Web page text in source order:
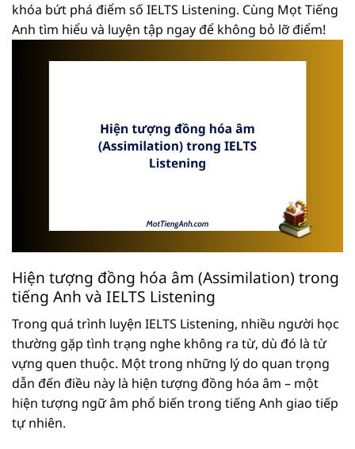
khóa bứt phá điểm số IELTS Listening. Cùng Mọt Tiếng
Anh tìm hiểu và luyện tập ngay để không bỏ lỡ điểm!
Hiện tượng đồng hóa âm (Assimilation) trong
tiếng Anh và IELTS Listening
Trong quá trình luyện IELTS Listening, nhiều người học
thường gặp tình trạng nghe không ra từ, dù đó là từ
vựng quen thuộc. Một trong những lý do quan trọng
dẫn đến điều này là hiện tượng đồng hóa âm – một
hiện tượng ngữ âm phổ biến trong tiếng Anh giao tiếp
tự nhiên.